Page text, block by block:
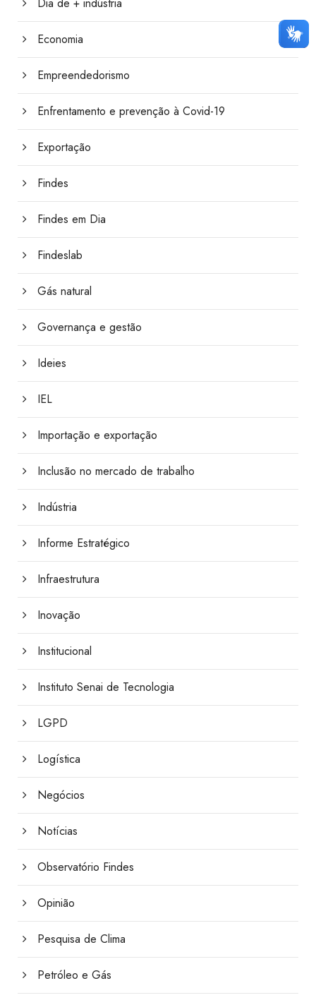
Dia de + indústria
Economia
Empreendedorismo
Enfrentamento e prevenção à Covid-19
Exportação
Findes
Findes em Dia
Findeslab
Gás natural
Governança e gestão
Ideies
IEL
Importação e exportação
Inclusão no mercado de trabalho
Indústria
Informe Estratégico
Infraestrutura
Inovação
Institucional
Instituto Senai de Tecnologia
LGPD
Logística
Negócios
Notícias
Observatório Findes
Opinião
Pesquisa de Clima
Petróleo e Gás